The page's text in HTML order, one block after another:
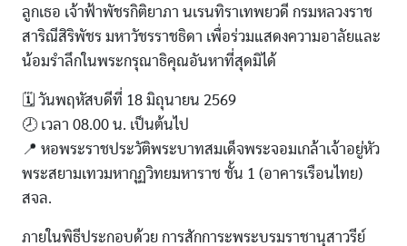
ลูกเธอ เจ้าฟ้าพัชรกิติยาภา นเรนทิราเทพยวดี กรมหลวงราช
สาริณีสิริพัชร มหาวัชรราชธิดา เพื่อร่วมแสดงความอาลัยและ
น้อมรำลึกในพระกรุณาธิคุณอันหาที่สุดมิได้
🗓 วันพฤหัสบดีที่ 18 มิถุนายน 2569
🕗 เวลา 08.00 น. เป็นต้นไป
📍 หอพระราชประวัติพระบาทสมเด็จพระจอมเกล้าเจ้าอยู่หัว
พระสยามเทวมหากุฏวิทยมหาราช ชั้น 1 (อาคารเรือนไทย)
สจล.
ภายในพิธีประกอบด้วย การสักการะพระบรมราชานุสาวรีย์